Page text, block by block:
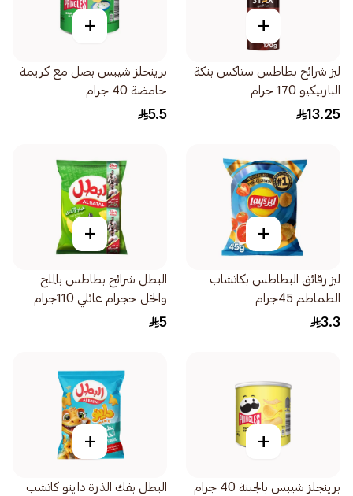
+
ليز شرائح بطاطس ستاكس بنكة
الباربيكيو 170 جرام
13.25
+
برينجلز شيبس بصل مع كريمة
حامضة 40 جرام
5.5
+
ليز رقائق البطاطس بكاتشاب
الطماطم 45جرام
3.3
+
البطل شرائح بطاطس بالملح
والخل حجرام عائلي 110جرام
5
+
برينجلز شيبس بالجبنة 40 جرام
+
البطل بفك الذرة داينو كاتشب